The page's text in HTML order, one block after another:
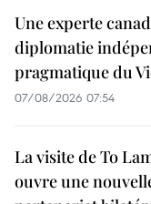
Une experte
diplomatie
pragmatique du
07/08/2026 07:54
La visite de To
ouvre une